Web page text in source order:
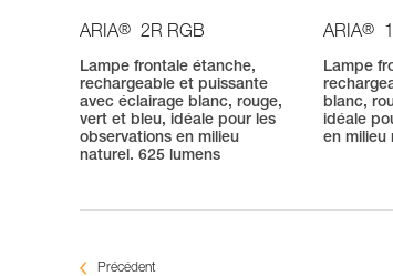
ARIA® 2R RGB
Lampe frontale étanche,
rechargeable et puissante
avec éclairage blanc, rouge,
vert et bleu, idéale pour les
observations en milieu
naturel. 625 lumens
ARIA®
Lampe
blanc,
idéale
en milieu
Précédent